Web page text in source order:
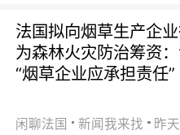
法国拟向烟草生产企业
为森林火灾防治筹资
“烟草企业应承担责任”
闲聊法国 新闻我来找 昨